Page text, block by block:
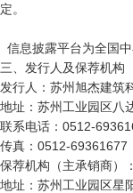
定。
三、发行人及保荐机构
发行人：苏州旭杰建筑
地址：苏州工业园区八
联系电话：0512-
传真：0512-69361677
保荐机构（主承销商）
地址：苏州工业园区星